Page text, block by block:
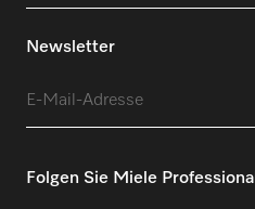
Newsletter
Folgen Sie Miele Professional